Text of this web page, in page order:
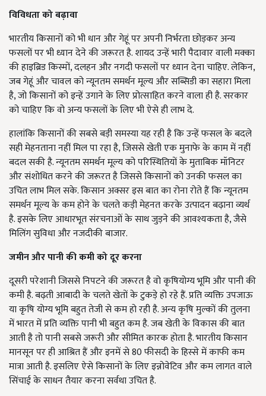
विविधताकोबढ़ावा
भारतीय किसानों को भी धान और गेहूं पर अपनी निर्भरता छोड़कर अन्य
फसलों पर भी ध्यान देने की जरूरत है. शायद उन्हें भारी पैदावार वाली मक्का
की हाइब्रिड किस्मों, दलहन और नगदी फसलों पर ध्यान देना चाहिए. लेकिन,
जब गेहूं और चावल को न्यूनतम समर्थन मूल्य और सब्सिडी का सहारा मिला
है, जो किसानों को इन्हें उगाने के लिए प्रोत्साहित करने वाला ही है. सरकार
को चाहिए कि वो अन्य फसलों के लिए भी ऐसे ही लाभ दे.
हालांकि किसानों की सबसे बड़ी समस्या यह रही है कि उन्हें फसल के बदले
सही मेहनताना नहीं मिल पा रहा है, जिससे खेती एक मुनाफे के काम में नहीं
बदल सकी है. न्यूनतम समर्थन मूल्य को परिस्थितियों के मुताबिक मॉनिटर
और संशोधित करने की जरूरत है जिससे किसानों को उनकी फसल का
उचित लाभ मिल सके. किसान अक्सर इस बात का रोना रोते हैं कि न्यूनतम
समर्थन मूल्य के कम होने के चलते कड़ी मेहनत करके उत्पादन बढ़ाना व्यर्थ
है. इसके लिए आधारभूत संरचनाओं के साथ जुड़ने की आवश्यकता है, जैसे
मिलिंग सुविधा और नजदीकी बाजार.
जमीनऔरपानीकीकमीकोदूरकरना
दूसरी परेशानी जिससे निपटने की जरूरत है वो कृषियोग्य भूमि और पानी की
कमी है. बढ़ती आबादी के चलते खेतों के टुकड़े हो रहे हैं. प्रति व्यक्ति उपजाऊ
या कृषि योग्य भूमि बहुत तेजी से कम हो रही है. अन्य कृषि मुल्कों की तुलना
में भारत में प्रति व्यक्ति पानी भी बहुत कम है. जब खेती के विकास की बात
आती है तो पानी सबसे जरूरी और सीमित कारक होता है. भारतीय किसान
मानसून पर ही आश्रित हैं और इनमें से 80 फीसदी के हिस्से में काफी कम
मात्रा आती है. इसलिए ऐसे किसानों के लिए इन्नोवेटिव और कम लागत वाले
सिंचाई के साधन तैयार करना सर्वथा उचित है.